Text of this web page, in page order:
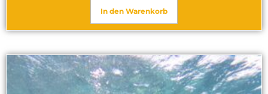
In den Warenkorb